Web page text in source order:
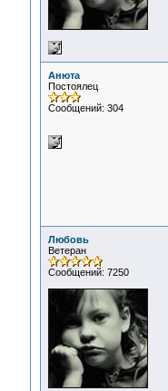
Анюта
Постоялец
Сообщений: 304
Любовь
Ветеран
Сообщений: 7250